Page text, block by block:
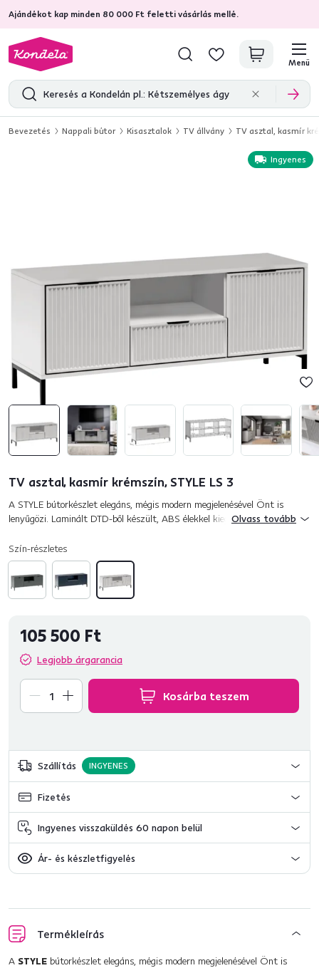
Ajándékot kap minden 80 000 Ft feletti vásárlás mellé.
4,7 31 211 ellenőrzött termékértékelések
Menü
Bevezetés Nappali bútor Kisasztalok TV állvány TV asztal, kasmír
Ingyenes
TV asztal, kasmír krémszín, STYLE LS 3
A STYLE bútorkészlet elegáns, mégis modern megjelenésével Önt is
lenyűgözi. Laminált DTD-ből készült, ABS élekkel kiegészítve, az ajtók
Olvass tovább
Szín-részletes
105 500 Ft
Legjobb árgarancia
Kosárba teszem
Szállítás INGYENES
Fizetés
Ingyenes visszaküldés 60 napon belül
Ár- és készletfigyelés
Termékleírás
A STYLE bútorkészlet elegáns, mégis modern megjelenésével Önt is